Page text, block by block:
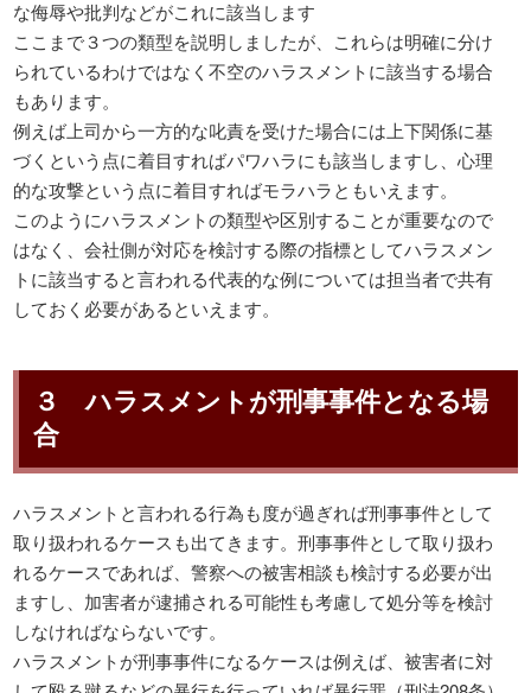
な侮辱や批判などがこれに該当します
ここまで３つの類型を説明しましたが、これらは明確に分け
られているわけではなく不空のハラスメントに該当する場合
もあります。
例えば上司から一方的な叱責を受けた場合には上下関係に基
づくという点に着目すればパワハラにも該当しますし、心理
的な攻撃という点に着目すればモラハラともいえます。
このようにハラスメントの類型や区別することが重要なので
はなく、会社側が対応を検討する際の指標としてハラスメン
トに該当すると言われる代表的な例については担当者で共有
しておく必要があるといえます。
３ ハラスメントが刑事事件となる場
合
ハラスメントと言われる行為も度が過ぎれば刑事事件として
取り扱われるケースも出てきます。刑事事件として取り扱わ
れるケースであれば、警察への被害相談も検討する必要が出
ますし、加害者が逮捕される可能性も考慮して処分等を検討
しなければならないです。
ハラスメントが刑事事件になるケースは例えば、被害者に対